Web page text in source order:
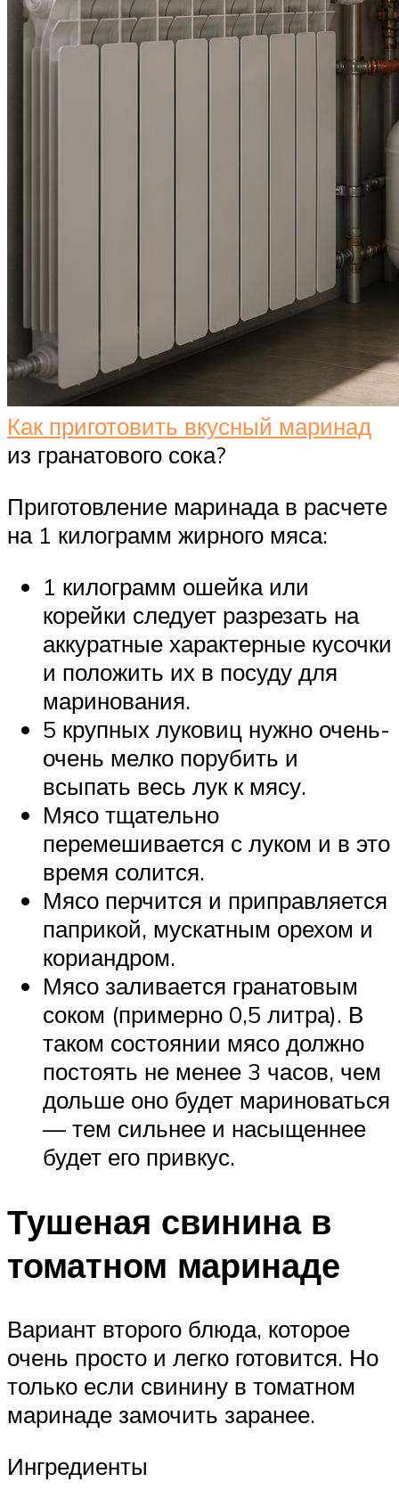
Как приготовить вкусный маринад
из гранатового сока?
Приготовление маринада в расчете
на 1 килограмм жирного мяса:
1 килограмм ошейка или
корейки следует разрезать на
аккуратные характерные кусочки
и положить их в посуду для
маринования.
5 крупных луковиц нужно очень-
очень мелко порубить и
всыпать весь лук к мясу.
Мясо тщательно
перемешивается с луком и в это
время солится.
Мясо перчится и приправляется
паприкой, мускатным орехом и
кориандром.
Мясо заливается гранатовым
соком (примерно 0,5 литра). В
таком состоянии мясо должно
постоять не менее 3 часов, чем
дольше оно будет мариноваться
— тем сильнее и насыщеннее
будет его привкус.
Тушеная свинина в
томатном маринаде
Вариант второго блюда, которое
очень просто и легко готовится. Но
только если свинину в томатном
маринаде замочить заранее.
Ингредиенты